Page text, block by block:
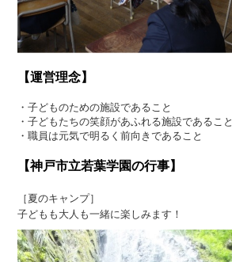
【運営理念】
・子どものための施設であること
・子どもたちの笑顔があふれる施設であること
・職員は元気で明るく前向きであること
【神戸市立若葉学園の行事】
［夏のキャンプ］
子どもも大人も一緒に楽しみます！